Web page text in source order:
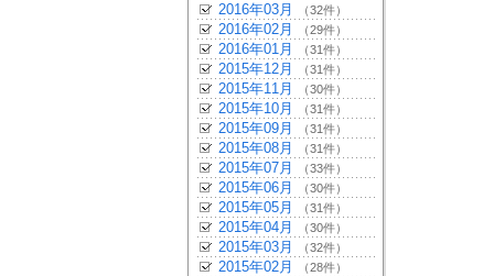
2016年03月 （32件）
2016年02月 （29件）
2016年01月 （31件）
2015年12月 （31件）
2015年11月 （30件）
2015年10月 （31件）
2015年09月 （31件）
2015年08月 （31件）
2015年07月 （33件）
2015年06月 （30件）
2015年05月 （31件）
2015年04月 （30件）
2015年03月 （32件）
2015年02月 （28件）